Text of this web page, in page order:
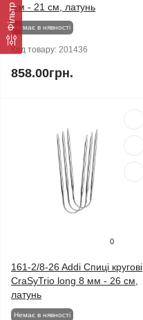
мм - 21 см, латунь
Немає в нявності
Код товару: 201436
858.00грн.
0
161-2/8-26 Addi Спиці кругові
CraSyTrio long 8 мм - 26 см,
латунь
Немає в нявності